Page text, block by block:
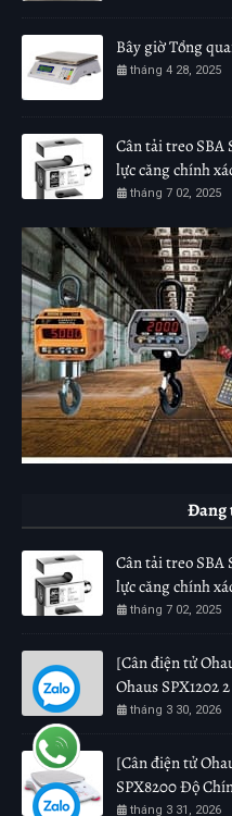
Bây giờ Tổng
tháng 4 28, 2025
Cân tải treo SBA
lực căng chính
tháng 7 02, 2025
Đang
Cân tải treo SBA
lực căng chính
tháng 7 02, 2025
[Cân điện tử
Ohaus SPX1202
tháng 3 30, 2026
[Cân điện tử
SPX8200 Độ
tháng 3 31, 2026